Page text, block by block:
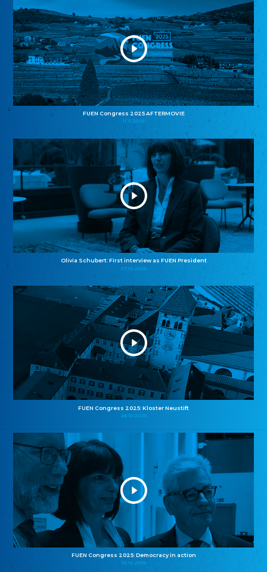
FUEN Congress 2025 AFTERMOVIE
11.11.2025
Olivia Schubert: First interview as FUEN President
27.10.2025
FUEN Congress 2025: Kloster Neustift
26.10.2025
FUEN Congress 2025: Democracy in action
25.10.2025